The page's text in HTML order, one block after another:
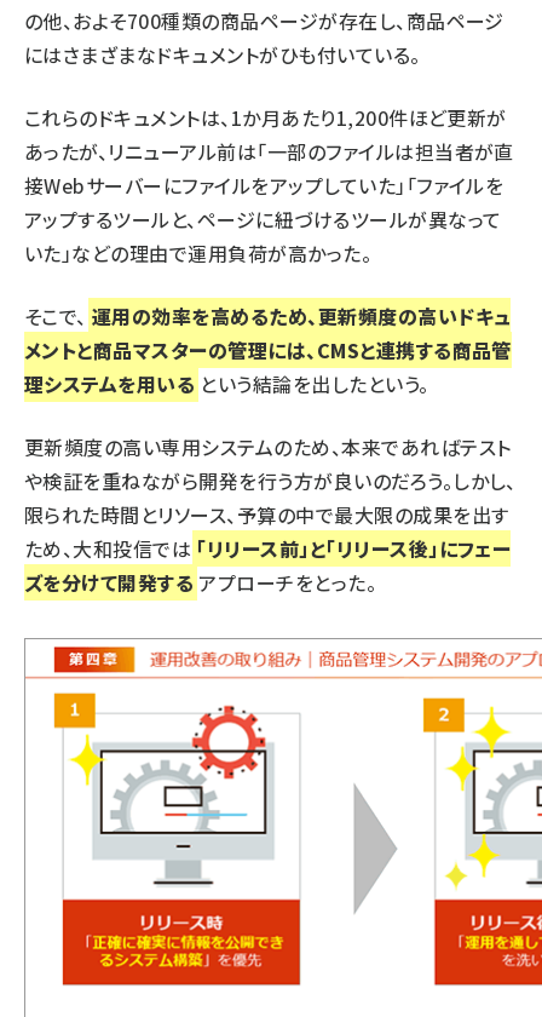
の他、およそ700種類の商品ページが存在し、商品ページ
にはさまざまなドキュメントがひも付いている。
これらのドキュメントは、1か月あたり1,200件ほど更新が
あったが、リニューアル前は「一部のファイルは担当者が直
接Webサーバーにファイルをアップしていた」「ファイルを
アップするツールと、ページに紐づけるツールが異なって
いた」などの理由で運用負荷が高かった。
そこで、 運用の効率を高めるため、更新頻度の高いドキュ
メントと商品マスターの管理には、CMSと連携する商品管
理システムを用いる という結論を出したという。
更新頻度の高い専用システムのため、本来であればテスト
や検証を重ねながら開発を行う方が良いのだろう。しかし、
限られた時間とリソース、予算の中で最大限の成果を出す
ため、大和投信では 「リリース前」と「リリース後」にフェー
ズを分けて開発する アプローチをとった。